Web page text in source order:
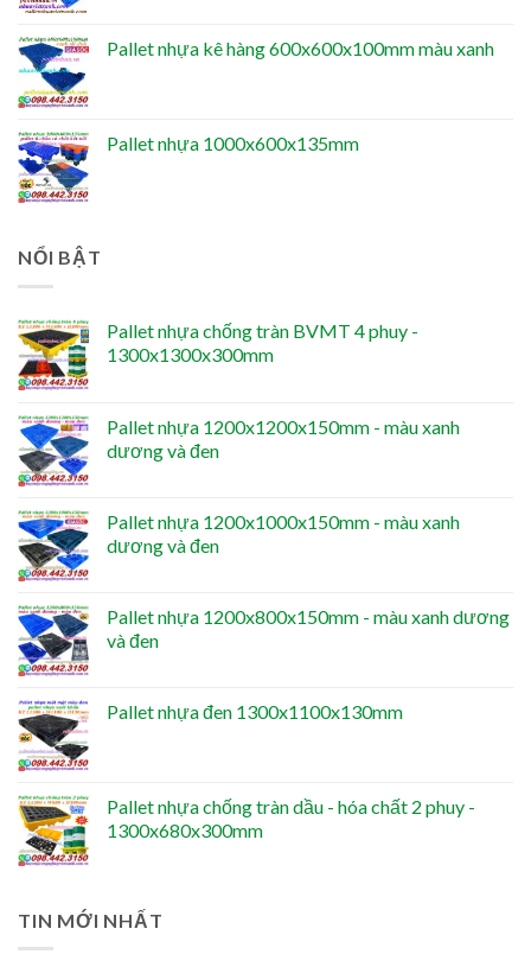
Pallet nhựa kê hàng 600x600x100mm màu xanh
Pallet nhựa 1000x600x135mm
NỔI BẬT
Pallet nhựa chống tràn BVMT 4 phuy -
1300x1300x300mm
Pallet nhựa 1200x1200x150mm - màu xanh
dương và đen
Pallet nhựa 1200x1000x150mm - màu xanh
dương và đen
Pallet nhựa 1200x800x150mm - màu xanh dương
và đen
Pallet nhựa đen 1300x1100x130mm
Pallet nhựa chống tràn dầu - hóa chất 2 phuy -
1300x680x300mm
TIN MỚI NHẤT